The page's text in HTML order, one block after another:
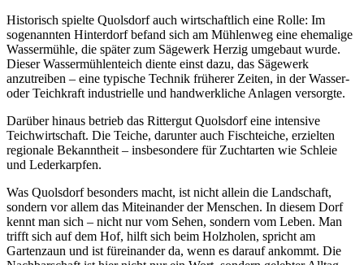
Historisch spielte Quolsdorf auch wirtschaftlich eine Rolle: Im
sogenannten Hinterdorf befand sich am Mühlenweg eine ehemalige
Wassermühle, die später zum Sägewerk Herzig umgebaut wurde.
Dieser Wassermühlenteich diente einst dazu, das Sägewerk
anzutreiben – eine typische Technik früherer Zeiten, in der Wasser-
oder Teichkraft industrielle und handwerkliche Anlagen versorgte.
Darüber hinaus betrieb das Rittergut Quolsdorf eine intensive
Teichwirtschaft. Die Teiche, darunter auch Fischteiche, erzielten
regionale Bekanntheit – insbesondere für Zuchtarten wie Schleie
und Lederkarpfen.
Was Quolsdorf besonders macht, ist nicht allein die Landschaft,
sondern vor allem das Miteinander der Menschen. In diesem Dorf
kennt man sich – nicht nur vom Sehen, sondern vom Leben. Man
trifft sich auf dem Hof, hilft sich beim Holzholen, spricht am
Gartenzaun und ist füreinander da, wenn es darauf ankommt. Die